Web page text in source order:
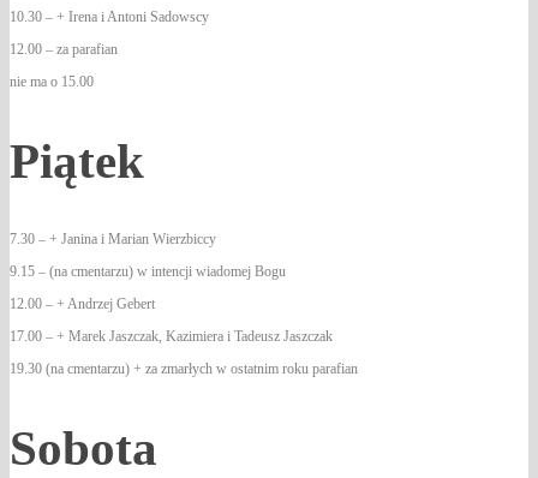
10.30 – + Irena i Antoni Sadowscy
12.00 – za parafian
nie ma o 15.00
Piątek
7.30 – + Janina i Marian Wierzbiccy
9.15 – (na cmentarzu) w intencji wiadomej Bogu
12.00 – + Andrzej Gebert
17.00 – + Marek Jaszczak, Kazimiera i Tadeusz Jaszczak
19.30 (na cmentarzu) + za zmarłych w ostatnim roku parafian
Sobota